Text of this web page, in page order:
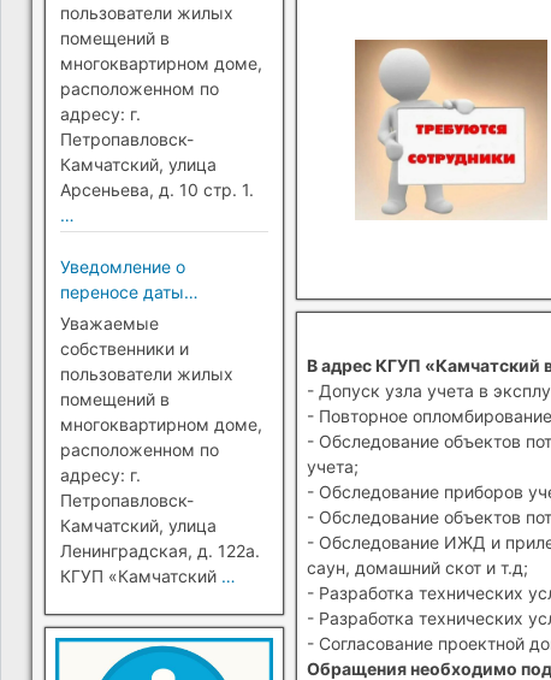
В адрес КГУП «Камчатский
- Допуск узла учета в
- Повторное
- Обследование объектов
учета;
- Обследование приборов
- Обследование объектов
- Обследование ИЖД и
саун, домашний скот и т.д;
- Разработка технических
- Разработка технических
- Согласование проектной
Обращения необходимо
Петропавловск-
Камчатский)
пользователи жилых
помещений в
многоквартирном доме,
расположенном по
адресу: г.
Петропавловск-
Камчатский, улица
Арсеньева, д. 10 стр. 1.
…
Уведомление о
переносе даты
перехода на прямые
платежи (г.
Петропавловск-
Камчатский)
Уважаемые
собственники и
пользователи жилых
помещений в
многоквартирном доме,
расположенном по
адресу: г.
Петропавловск-
Камчатский, улица
Ленинградская, д. 122а.
КГУП «Камчатский …